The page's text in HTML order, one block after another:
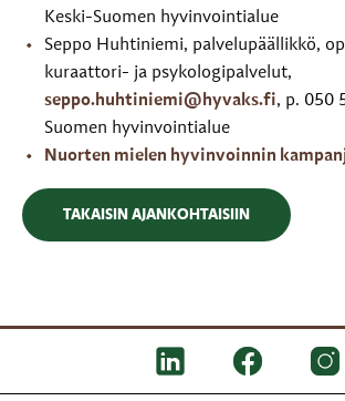
Keski-Suomen hyvinvointialue
Seppo Huhtiniemi, palvelupäällikkö,
kuraattori- ja psykologipalvelut,
seppo.huhtiniemi@hyvaks.fi, p. 050
Suomen hyvinvointialue
Nuorten mielen hyvinvoinnin
TAKAISIN AJANKOHTAISIIN